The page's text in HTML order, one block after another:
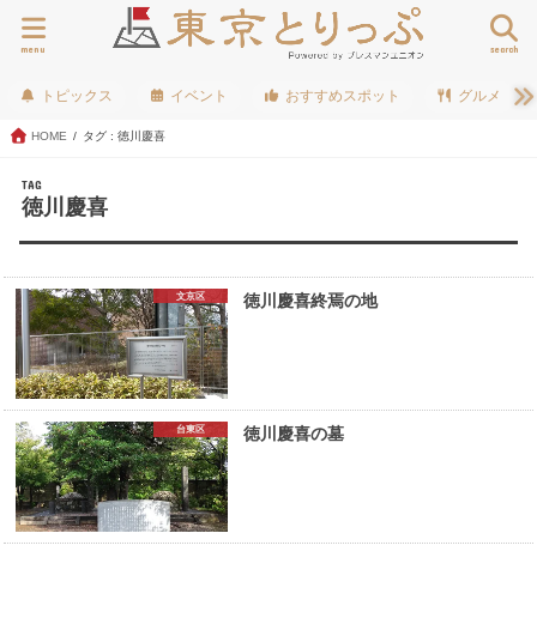
search
menu
トピックス イベント おすすめスポット グルメ
HOME タグ : 徳川慶喜
TAG
徳川慶喜
文京区 徳川慶喜終焉の地
台東区 徳川慶喜の墓